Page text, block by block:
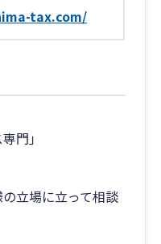
tax.com/
門」
の立場に立って相談